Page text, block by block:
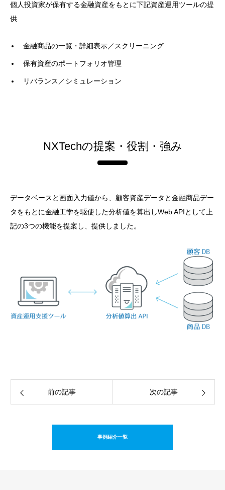
個人投資家が保有する金融資産をもとに下記資産運用ツールの提
供
金融商品の一覧・詳細表示／スクリーニング
保有資産のポートフォリオ管理
リバランス／シミュレーション
NXTechの提案・役割・強み
データベースと画面入力値から、顧客資産データと金融商品デー
タをもとに金融工学を駆使した分析値を算出しWeb APIとして上
記の3つの機能を提案し、提供しました。
前の記事 次の記事
事例紹介一覧